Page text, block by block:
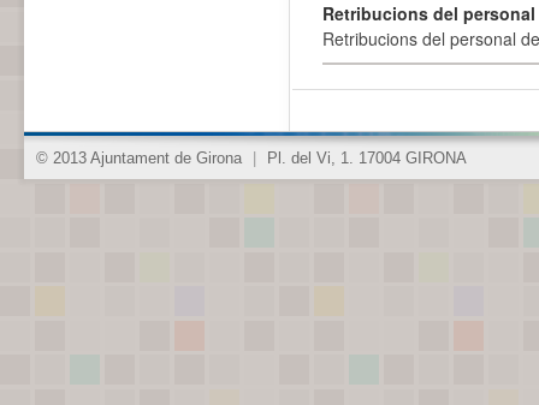
Retribucions del
Retribucions del personal
© 2013 Ajuntament de Girona Pl. del Vi, 1. 17004 GIRONA